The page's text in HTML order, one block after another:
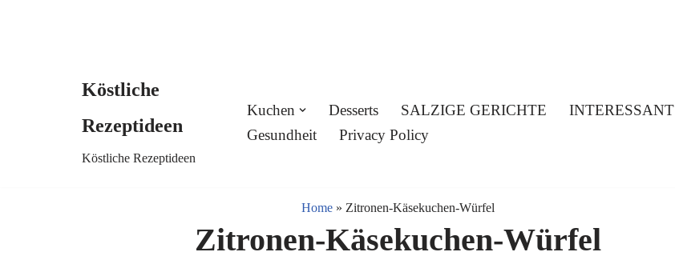
Köstliche
Rezeptideen
Köstliche Rezeptideen
Kuchen Desserts SALZIGE GERICHTE
INTERESSANT
Gesundheit
Privacy Policy
Home » Zitronen-Käsekuchen-Würfel
Zitronen-Käsekuchen-Würfel